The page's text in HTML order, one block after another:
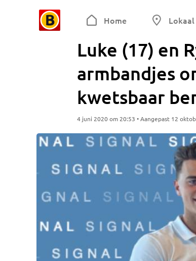
Home Lokaal
Luke (17) en
armbandjes
kwetsbaar
4 juni 2020 om 20:53 • Aangepast 12